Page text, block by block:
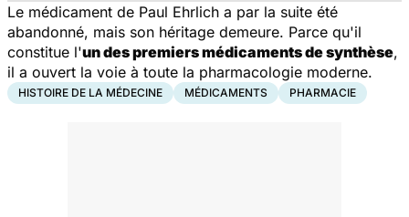
Le médicament de Paul Ehrlich a par la suite été
abandonné, mais son héritage demeure. Parce qu'il
constitue l'un des premiers médicaments de synthèse,
il a ouvert la voie à toute la pharmacologie moderne.
HISTOIRE DE LA MÉDECINE MÉDICAMENTS PHARMACIE